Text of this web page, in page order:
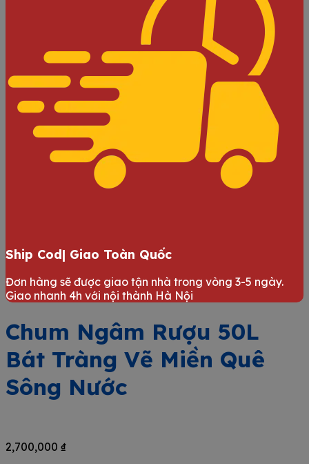
Ship Cod| Giao Toàn Quốc
Đơn hàng sẽ được giao tận nhà trong vòng 3-5 ngày.
Giao nhanh 4h với nội thành Hà Nội
Chum Ngâm Rượu 50L
Bát Tràng Vẽ Miền Quê
Sông Nước
2,700,000 ₫